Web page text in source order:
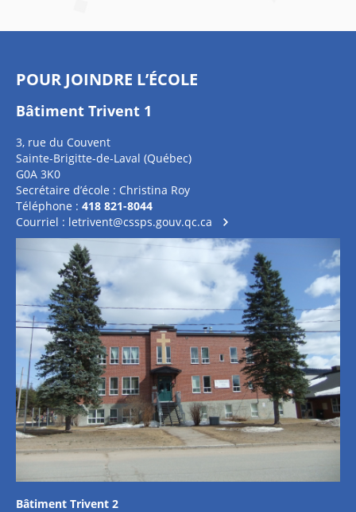
POUR JOINDRE L’ÉCOLE
Bâtiment Trivent 1
3, rue du Couvent
Sainte-Brigitte-de-Laval (Québec)
G0A 3K0
Secrétaire d’école : Christina Roy
Téléphone : 418 821-8044
Courriel : letrivent@cssps.gouv.qc.ca
Bâtiment Trivent 2